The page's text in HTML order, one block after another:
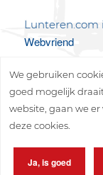
Lunteren.com
Webvriend
We gebruiken
goed mogelijk
website, gaan we
deze cookies.
Ja, is goed